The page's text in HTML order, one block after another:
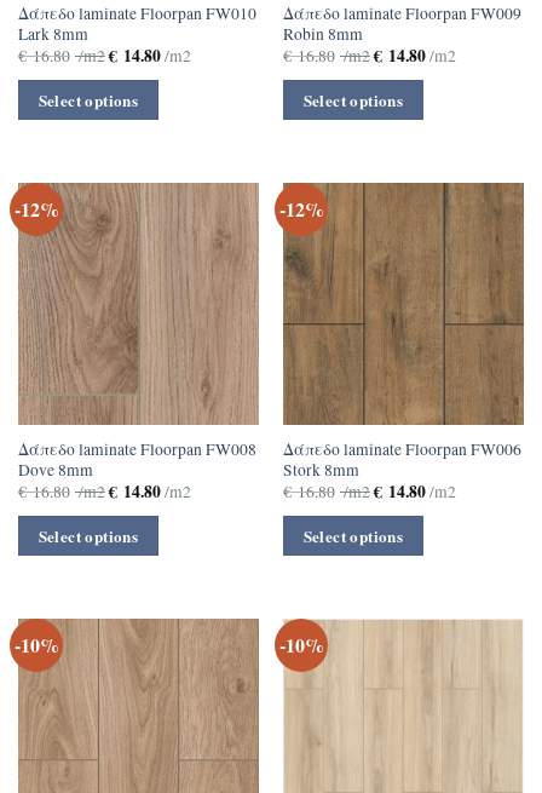
Δάπεδο laminate Floorpan FW010
Lark 8mm
€16.80 /m2€14.80/m2
Select options
Δάπεδο laminate Floorpan FW009
Robin 8mm
€16.80 /m2€14.80/m2
Select options
-12%
Δάπεδο laminate Floorpan FW008
Dove 8mm
€16.80 /m2€14.80/m2
Select options
-12%
Δάπεδο laminate Floorpan FW006
Stork 8mm
€16.80 /m2€14.80/m2
Select options
-10% -10%